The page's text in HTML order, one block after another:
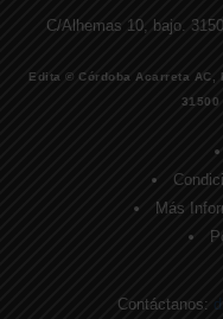
C/Alhemas 10, bajo.
Edita © Córdoba Acarreta AC,
31500
Más
Contáctanos: